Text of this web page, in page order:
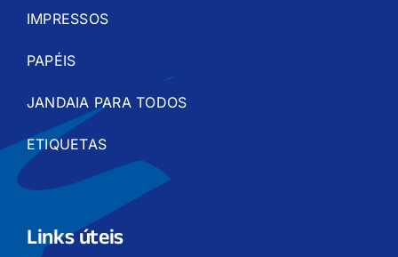
IMPRESSOS
PAPÉIS
JANDAIA PARA TODOS
ETIQUETAS
Links úteis